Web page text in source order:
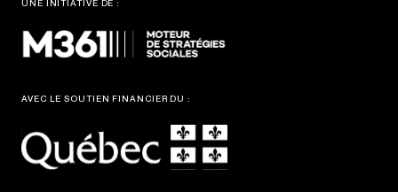
UNE INITIATIVE DE :
AVEC LE SOUTIEN FINANCIER DU :